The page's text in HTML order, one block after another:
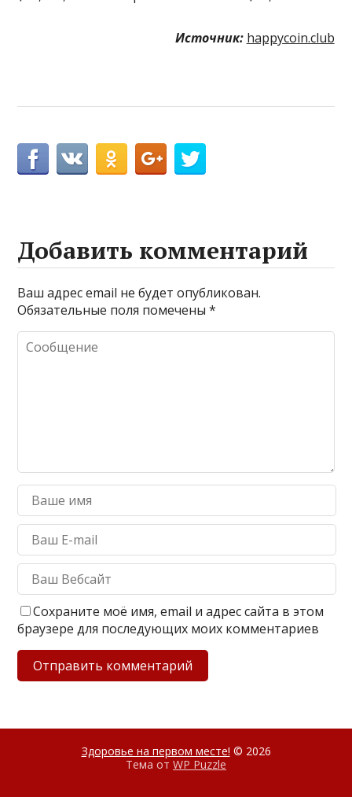
Источник: happycoin.club
Добавить комментарий
Ваш адрес email не будет опубликован.
Обязательные поля помечены*
Сохраните моё имя, email и адрес сайта в этом
браузере для последующих моих комментариев
Здоровье на первом месте! © 2026
Тема от WP Puzzle